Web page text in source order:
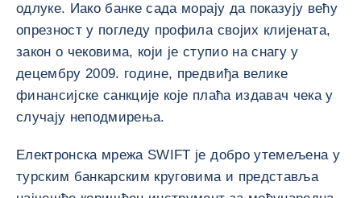
одлуке. Иако банке сада морају да показују већу
опрезност у погледу профила својих клијената,
закон о чековима, који је ступио на снагу у
децембру 2009. године, предвиђа велике
финансијске санкције које плаћа издавач чека у
случају неподмирења.
Електронска мрежа SWIFT је добро утемељена у
турским банкарским круговима и представља